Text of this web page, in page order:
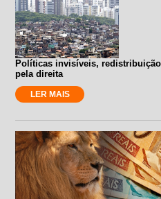
Políticas invisíveis,
pela direita
LER MAIS